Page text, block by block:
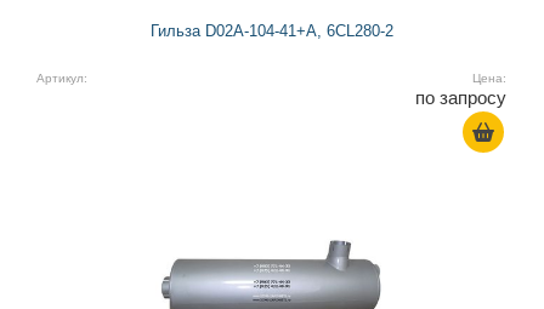
Гильза D02A-104-41+A, 6CL280-2
Артикул: Цена:
по запросу